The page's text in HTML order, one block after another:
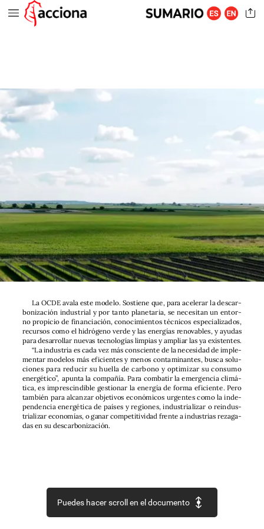
La OCDE avala este modelo. Sostiene que, para acelerar la descar-
bonización industrial y por tanto planetaria, se necesitan un entor-
no propicio de financiación, conocimientos técnicos especializados,
recursos como el hidrógeno verde y las energías renovables, y ayudas
para desarrollarnuevas tecnologíaslimpias yampliar las ya existentes.
“La industria es cada vezmás consciente de la necesidad de imple-
mentar modelos más eficientes y menos contaminantes, busca solu-
ciones para reducir su huella de carbono y optimizar su consumo
energético”, apunta la compañía. Para combatir la emergencia climá-
tica, es imprescindible gestionar la energía de forma eficiente. Pero
también para alcanzar objetivos económicos urgentes como la inde-
pendencia energética de países y regiones, industrializar o reindus-
trializareconomías, oganarcompetitividad frentea industrias rezaga-
dasen su descarbonización.
Puedes hacer scroll en el documento